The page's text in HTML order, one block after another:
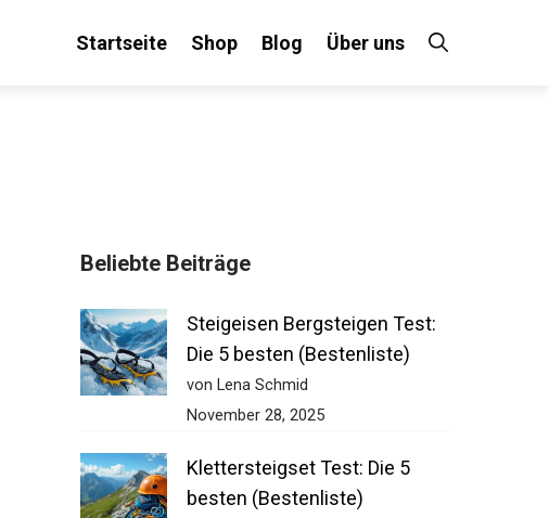
Startseite Shop Blog Über uns
Beliebte Beiträge
Steigeisen Bergsteigen Test:
Die 5 besten (Bestenliste)
von Lena Schmid
November 28, 2025
Klettersteigset Test: Die 5
besten (Bestenliste)